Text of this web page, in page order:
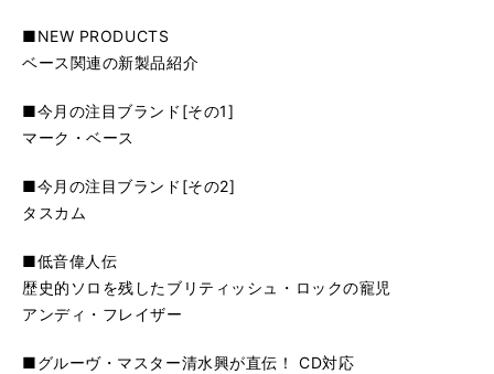
■NEW PRODUCTS
ベース関連の新製品紹介
■今月の注目ブランド[その1]
マーク・ベース
■今月の注目ブランド[その2]
タスカム
■低音偉人伝
歴史的ソロを残したブリティッシュ・ロックの寵児
アンディ・フレイザー
■グルーヴ・マスター清水興が直伝！ CD対応